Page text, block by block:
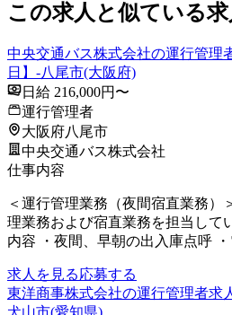
この求人と似ている求
中央交通バス株式会社の運行管理
日】-八尾市(大阪府)
日給 216,000円〜
運行管理者
大阪府八尾市
中央交通バス株式会社
仕事内容
＜運行管理業務（夜間宿直業務）
理業務および宿直業務を担当して
内容 ・夜間、早朝の出入庫点呼
求人を見る応募する
東洋商事株式会社の運行管理者求